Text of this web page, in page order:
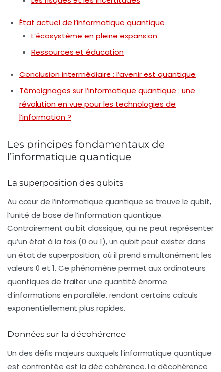
État actuel de l’informatique quantique
L’écosystème en pleine expansion
Ressources et éducation
Conclusion intermédiaire : l’avenir est quantique
Témoignages sur l’informatique quantique : une
révolution en vue pour les technologies de
l’information ?
Les principes fondamentaux de
l’informatique quantique
La superposition des qubits
Au cœur de l’informatique quantique se trouve le qubit,
l’unité de base de l’information quantique.
Contrairement au bit classique, qui ne peut représenter
qu’un état à la fois (0 ou 1), un qubit peut exister dans
un état de superposition, où il prend simultanément les
valeurs 0 et 1. Ce phénomène permet aux ordinateurs
quantiques de traiter une quantité énorme
d’informations en parallèle, rendant certains calculs
exponentiellement plus rapides.
Données sur la décohérence
Un des défis majeurs auxquels l’informatique quantique
est confrontée est la déc cohérence. La décohérence